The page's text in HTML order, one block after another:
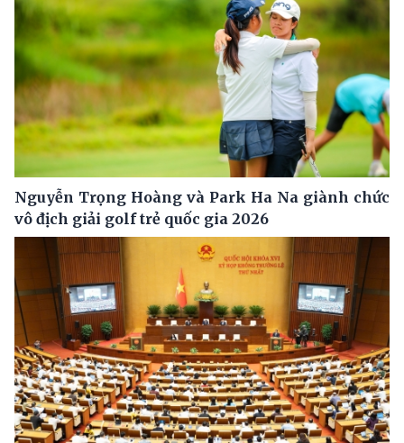
Nguyễn Trọng Hoàng và Park Ha Na giành chức
vô địch giải golf trẻ quốc gia 2026